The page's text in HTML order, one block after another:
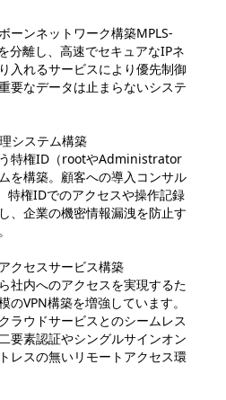
ーンネットワーク構築MPLS-
分離し、高速でセキュアなIPネ
入れるサービスにより優先制御
要なデータは止まらないシステ
システム構築
特権ID（rootやAdministrator
を構築。顧客への導入コンサル
特権IDでのアクセスや操作記録
、企業の機密情報漏洩を防止す
クセスサービス構築
社内へのアクセスを実現するた
のVPN構築を増強しています。
ラウドサービスとのシームレス
要素認証やシングルサインオン
レスの無いリモートアクセス環